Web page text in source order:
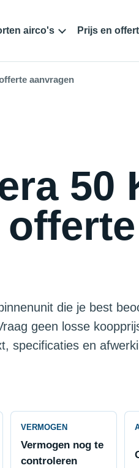
airco's Prijs en
aanvragen
50
die je best
geen losse
specificaties en
VERMOGEN
Vermogen nog te
controleren